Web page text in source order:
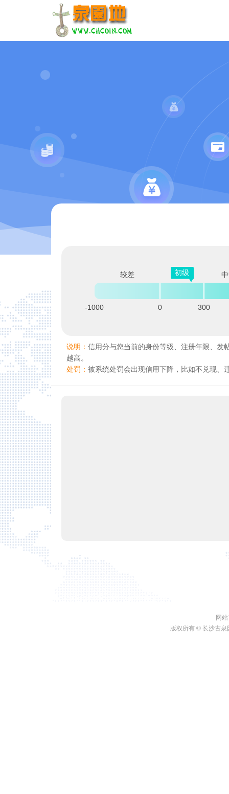
较差 初级
-1000 0 300
说明： 信用分与您当前的身份等级、注册年限、发
越高。
处罚： 被系统处罚会出现信用下降，比如不兑现、
网
版权所有 © 长沙古泉